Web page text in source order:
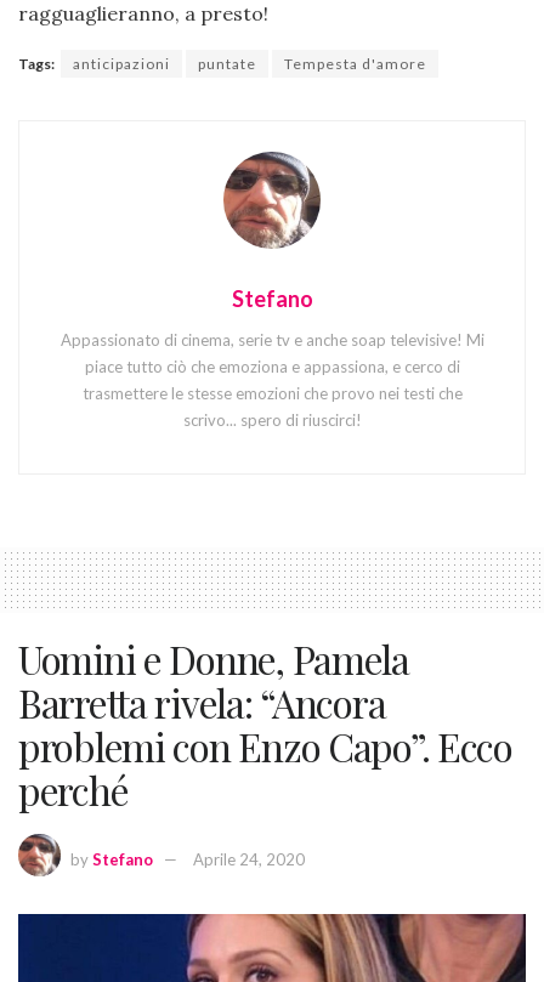
ragguaglieranno, a presto!
Tags: anticipazioni puntate Tempesta d'amore
Stefano
Appassionato di cinema, serie tv e anche soap televisive! Mi
piace tutto ciò che emoziona e appassiona, e cerco di
trasmettere le stesse emozioni che provo nei testi che
scrivo... spero di riuscirci!
Uomini e Donne, Pamela
Barretta rivela: “Ancora
problemi con Enzo Capo”. Ecco
perché
byStefano Aprile 24, 2020